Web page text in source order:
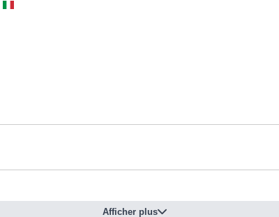
Afficher plus